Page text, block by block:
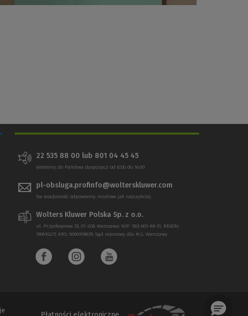
22 535 88 00 lub 801 04 45 45
Jesteśmy do Państwa dyspozycji od 8:00 do 16:00
pl-obsluga.profinfo@wolterskluwer.com
Na wiadomość odpowiemy możliwe jak najszybciej.
Wolters Kluwer Polska Sp. z o.o.
ul. Przyokopowa 33, 01-208 Warszawa; NIP: 583-001-89-31, REGON:
190610277, KRS: 0000709879, Sąd rejonowy dla M.S. Warszawy